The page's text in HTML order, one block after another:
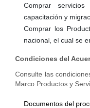
Comprar
capacitación y
Comprar los
nacional, el cual se
Condiciones del
Consulte las
Marco Productos y
Documentos del